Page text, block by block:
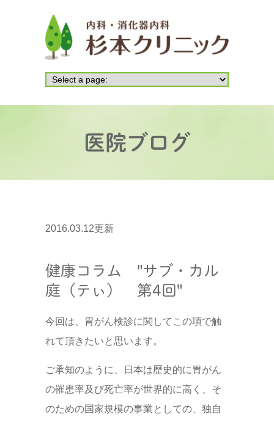
医院ブログ
2016.03.12更新
健康コラム "サブ・カル
庭（テぃ） 第4回"
今回は、胃がん検診に関してこの項で触
れて頂きたいと思います。
ご承知のように、日本は歴史的に胃がん
の罹患率及び死亡率が世界的に高く、そ
のための国家規模の事業としての、独自